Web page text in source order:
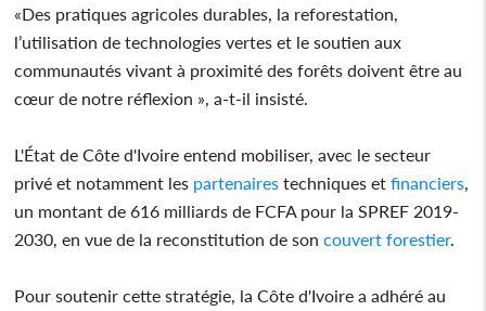
«Des pratiques agricoles durables, la reforestation,
l’utilisation de technologies vertes et le soutien aux
communautés vivant à proximité des forêts doivent être au
cœur de notre réflexion », a-t-il insisté.
L'État de Côte d'Ivoire entend mobiliser, avec le secteur
privé et notamment les partenaires techniques et financiers
un montant de 616 milliards de FCFA pour la SPREF 2019-
2030, en vue de la reconstitution de son couvert forestier.
Pour soutenir cette stratégie, la Côte d'Ivoire a adhéré au